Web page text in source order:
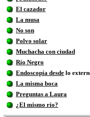
El cazador
La musa
No son
Polvo solar
Muchacha con ciudad
Río Negro
Endoscopía desde lo
La misma boca
Preguntas a Laura
¿El mismo río?